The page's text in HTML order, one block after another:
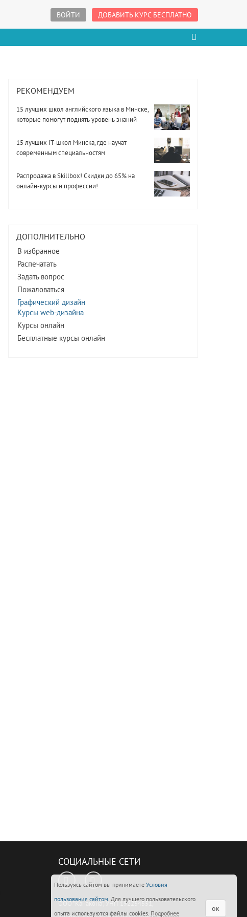
ВОЙТИ ДОБАВИТЬ КУРС БЕСПЛАТНО
РЕКОМЕНДУЕМ
15 лучших школ английского языка в Минске,
которые помогут поднять уровень знаний
15 лучших IT-школ Минска, где научат
современным специальностям
Распродажа в Skillbox! Скидки до 65% на
онлайн-курсы и профессии!
ДОПОЛНИТЕЛЬНО
В избранное
Распечатать
Задать вопрос
Пожаловаться
Графический дизайн
Курсы web-дизайна
Курсы онлайн
Бесплатные курсы онлайн
СОЦИАЛЬНЫЕ СЕТИ
ООО "Канакона", УНП 192254551,
Пользуясь сайтом вы принимаете Условия
пользования сайтом. Для лучшего пользовательского
опыта используются файлы cookies. Подробнее
ок